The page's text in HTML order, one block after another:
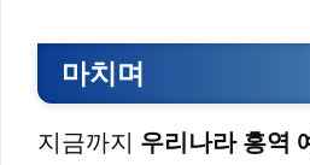
마치며
지금까지 우리나라 홍역